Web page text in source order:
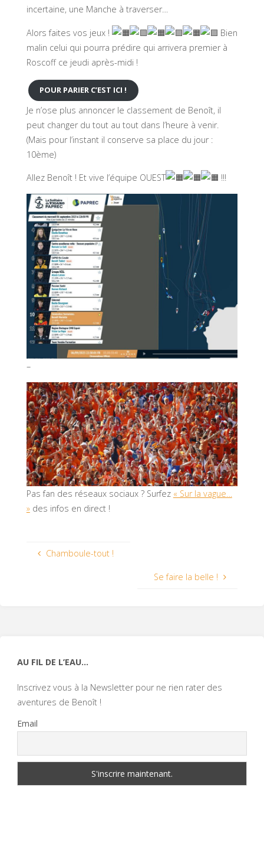
incertaine, une Manche à traverser…
Alors faites vos jeux !
Bien
malin celui qui pourra prédire qui arrivera premier à
Roscoff ce jeudi après-midi !
POUR PARIER C’EST ICI !
Je n’ose plus annoncer le classement de Benoît, il
peut changer du tout au tout dans l’heure à venir.
(Mais pour l’instant il conserve sa place du jour :
10ème)
Allez Benoît ! Et vive l’équipe OUEST !!!
–
Pas fan des réseaux sociaux ? Surfez « Sur la vague…
»des infos en direct !
Chamboule-tout !
Se faire la belle !
AU FIL DE L’EAU…
Inscrivez vous à la Newsletter pour ne rien rater des
aventures de Benoît !
Email